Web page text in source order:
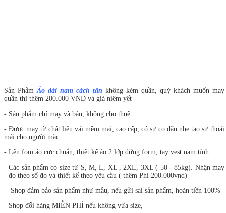
Sản Phẩm Áo dài nam cách tân không kèm quần, quý khách muốn may
quần thì thêm 200.000 VNĐ và giá niêm yết
- Sản phẩm chỉ may và bán, không cho thuê.
- Được may từ chất liệu vải mềm mại, cao cấp, có sự co dãn nhẹ tạo sự thoải
mái cho người mặc
- Lên fom áo cực chuẩn, thiết kế áo 2 lớp đứng form, tay vest nam tính
- Các sản phẩm có size từ S, M, L, XL , 2XL, 3XL ( 50 - 85kg). Nhận may
- đo theo số đo và thiết kế theo yêu cầu ( thêm Phí 200.000vnd)
- Shop đảm bảo sản phẩm như mẫu, nếu gửi sai sản phẩm, hoàn tiền 100%
- Shop đổi hàng MIỄN PHÍ nếu không vừa size,